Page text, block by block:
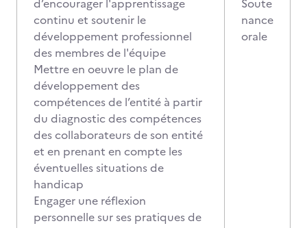
d’encourager l'apprentissage
continu et soutenir le
développement professionnel
des membres de l'équipe
Mettre en oeuvre le plan de
développement des
compétences de l’entité à partir
du diagnostic des compétences
des collaborateurs de son entité
et en prenant en compte les
éventuelles situations de
handicap
Engager une réflexion
personnelle sur ses pratiques de
Soute
nance
orale